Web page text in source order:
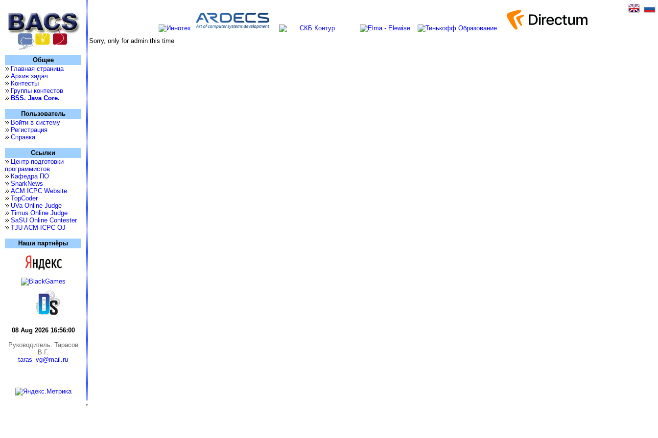
Общее
Главная страница
Архив задач
Контесты
Группы контестов
BSS. Java Core.
Пользователь
Войти в систему
Регистрация
Справка
Ссылки
Центр подготовки
программистов
Кафедра ПО
SnarkNews
ACM ICPC Website
TopCoder
UVa Online Judge
Timus Online Judge
SaSU Online Contester
TJU ACM-ICPC OJ
Наши партнёры
08 Aug 2026 16:56:00
Руководитель: Тарасов
В.Г.
taras_vg@mail.ru
Sorry, only for admin this time